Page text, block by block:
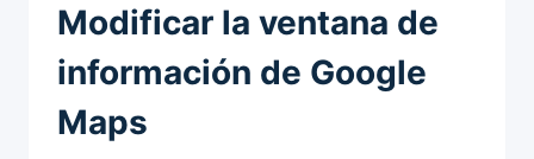
Modificar la ventana de
información de Google
Maps